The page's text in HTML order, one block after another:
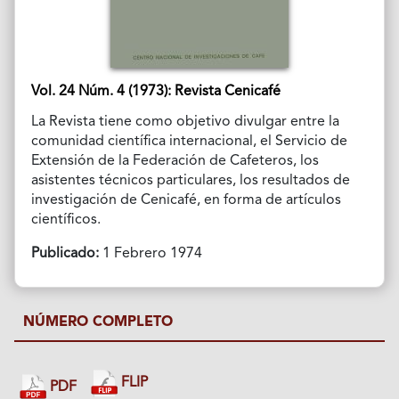
Vol. 24 Núm. 4 (1973): Revista Cenicafé
La Revista tiene como objetivo divulgar entre la
comunidad científica internacional, el Servicio de
Extensión de la Federación de Cafeteros, los
asistentes técnicos particulares, los resultados de
investigación de Cenicafé, en forma de artículos
científicos.
Publicado:1 Febrero 1974
NÚMERO COMPLETO
PDF FLIP